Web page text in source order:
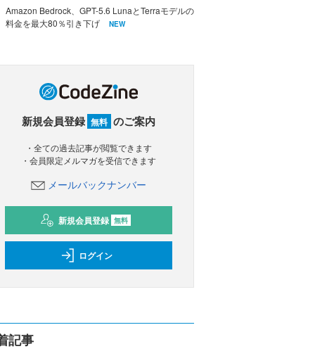
Amazon Bedrock、GPT-5.6 LunaとTerraモデルの
料金を最大80％引き下げ
NEW
新規会員登録 無料 のご案内
・全ての過去記事が閲覧できます
・会員限定メルマガを受信できます
メールバックナンバー
新規会員登録 無料
ログイン
記事